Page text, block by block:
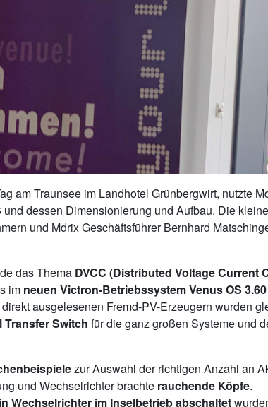
am Traunsee im Landhotel Grünbergwirt, nutzte
und dessen Dimensionierung und Aufbau. Die
und Mdrix Geschäftsführer Bernhard
das Thema DVCC (Distributed Voltage Current
im neuen Victron-Betriebssystem Venus OS 3.60
ausgelesenen Fremd-PV-Erzeugern wurden
Transfer Switch für die ganz großen Systeme und
zur Auswahl der richtigen Anzahl an
und Wechselrichter brachte rauchende Köpfe.
Wechselrichter im Inselbetrieb abschaltet